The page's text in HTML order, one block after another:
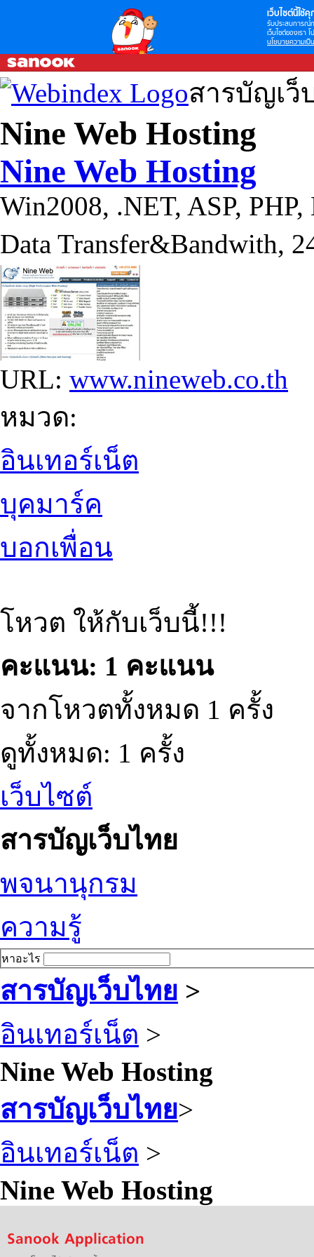
เว็บไซต์นี้ใช้คุ
รับประสบการณ์
เว็บไซต์ของเรา
นโยบายความเป็
สารบัญเว็
Nine Web Hosting
Nine Web Hosting
Win2008, .NET, ASP,
Data Transfer&Bandwith,
URL: www.nineweb.co.th
หมวด:
อินเทอร์เน็ต
บุคมาร์ค
บอกเพื่อน
โหวต ให้กับเว็บนี้!!!
คะแนน: 1 คะแนน
จากโหวตทั้งหมด 1 ครั้ง
ดูทั้งหมด: 1 ครั้ง
เว็บไซต์
สารบัญเว็บไทย
พจนานุกรม
ความรู้
หาอะไร
สารบัญเว็บไทย >
อินเทอร์เน็ต >
Nine Web Hosting
สารบัญเว็บไทย>
อินเทอร์เน็ต >
Nine Web Hosting
Sanook Application